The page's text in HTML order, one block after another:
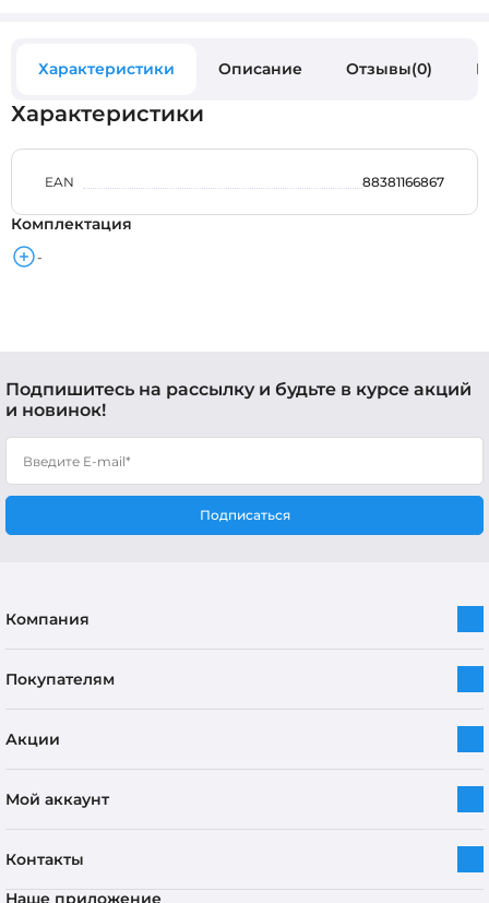
Характеристики Описание Отзывы(0)
Характеристики
EAN 88381166867
Комплектация
-
Подпишитесь на рассылку и будьте в курсе акций
и новинок!
Подписаться
Компания
Покупателям
Акции
Мой аккаунт
Контакты
Наше приложение